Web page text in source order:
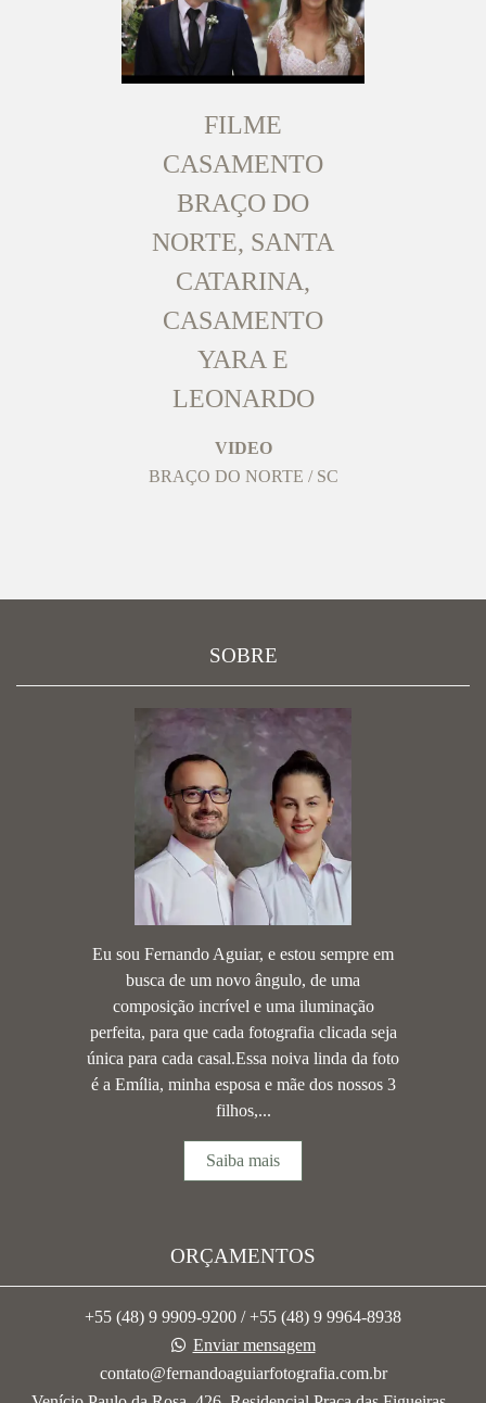
FILME
CASAMENTO
BRAÇO DO
NORTE, SANTA
CATARINA,
CASAMENTO
YARA E
LEONARDO
VIDEO
BRAÇO DO NORTE / SC
SOBRE
Eu sou Fernando Aguiar, e estou sempre em
busca de um novo ângulo, de uma
composição incrível e uma iluminação
perfeita, para que cada fotografia clicada seja
única para cada casal.Essa noiva linda da foto
é a Emília, minha esposa e mãe dos nossos 3
filhos,...
Saiba mais
ORÇAMENTOS
+55 (48) 9 9909-9200 / +55 (48) 9 9964-8938
Enviar mensagem
contato@fernandoaguiarfotografia.com.br